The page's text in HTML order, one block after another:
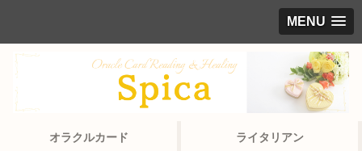
MENU
オラクルカード ライタリアン